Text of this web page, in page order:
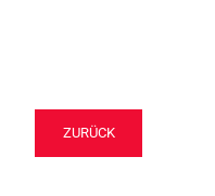
ZURÜCK